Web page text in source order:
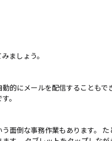
デバ
買取
向け
iPad
ましょう。
的にメールを配信することも
。
倒な事務作業もあります。 た